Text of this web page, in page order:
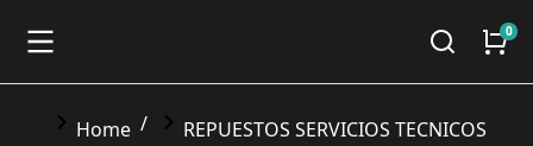
You are here:
Home
REPUESTOS SERVICIOS TECNICOS